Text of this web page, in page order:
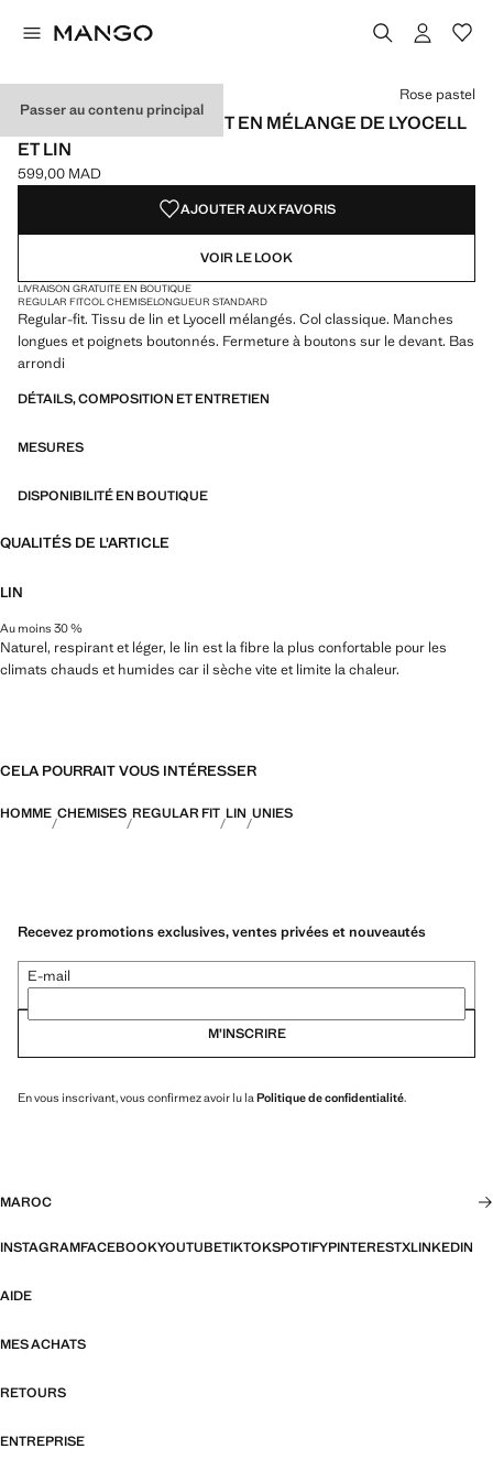
Passer au contenu principal
PANTALON REGULAR FIT EN MÉLANGE DE LYOCELL
ET LIN
Prix actuel [599,00 MAD ]
599,00 MAD
Choisissez une couleur
Couleur Bleu marine foncé
Couleur Sable
Couleur Rose pastel sélectionnée
Rose pastel
AJOUTER AUX FAVORIS
VOIR LE LOOK
LIVRAISON GRATUITE EN BOUTIQUE
REGULAR FITCOL CHEMISELONGUEUR STANDARD
Regular-fit. Tissu de lin et Lyocell mélangés. Col classique. Manches
longues et poignets boutonnés. Fermeture à boutons sur le devant. Bas
arrondi
DÉTAILS, COMPOSITION ET ENTRETIEN
MESURES
DISPONIBILITÉ EN BOUTIQUE
QUALITÉS DE L'ARTICLE
LIN
Au moins 30 %
Naturel, respirant et léger, le lin est la fibre la plus confortable pour les
climats chauds et humides car il sèche vite et limite la chaleur.
CELA POURRAIT VOUS INTÉRESSER
HOMME CHEMISES REGULAR FIT LIN UNIES
Recevez promotions exclusives, ventes privées et nouveautés
E-mail
M’INSCRIRE
En vous inscrivant, vous confirmez avoir lu laPolitique de confidentialité.
MAROC
INSTAGRAMFACEBOOKYOUTUBETIKTOKSPOTIFYPINTERESTXLINKEDIN
AIDE
MES ACHATS
RETOURS
ENTREPRISE